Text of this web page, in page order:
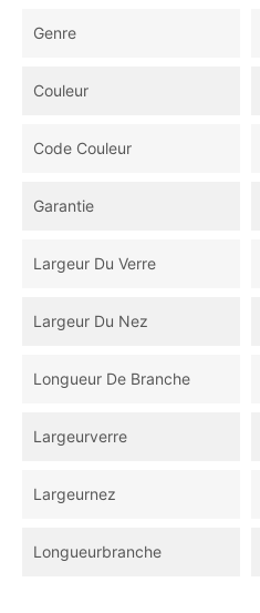
Genre
Couleur
Code Couleur
Garantie
Largeur Du Verre
Largeur Du Nez
Longueur De Branche
Largeurverre
Largeurnez
Longueurbranche